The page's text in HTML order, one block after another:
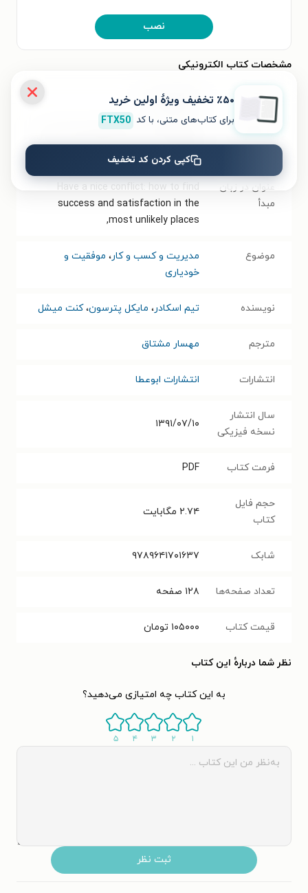
نصب
مشخصات کتاب الکترونیکی
نام کتاب کشمکش موثر
عنوان دیگر
کنید
عنوان در زبان
مبدأ
Have a nice conflict: how to find
success and satisfaction in the
most unlikely places,
موضوع مدیریت و کسب و کار، موفقیت و
خودیاری
نویسنده تیم اسکادر، مایکل پترسون،کنت میشل
مترجم مهسار مشتاق
انتشارات انتشارات ابوعطا
سال انتشار
نسخه فیزیکی
۱۳۹۱/۰۷/۱۰
فرمت کتاب PDF
حجم فایل
کتاب
۲.۷۴ مگابایت
شابک ۹۷۸۹۶۴۱۷۰۱۶۳۷
تعداد صفحه‌ها ۱۲۸ صفحه
قیمت کتاب ۱۰۵۰۰۰ تومان
نظر شما دربارهٔ این کتاب
به این کتاب چه امتیازی می‌دهید؟
۱ ۲ ۳ ۴ ۵
ثبت نظر
٪۵۰ تخفیف ویژۀ اولین خرید
برای کتاب‌های متنی، با کد FTX50
کپی کردن کد تخفیف